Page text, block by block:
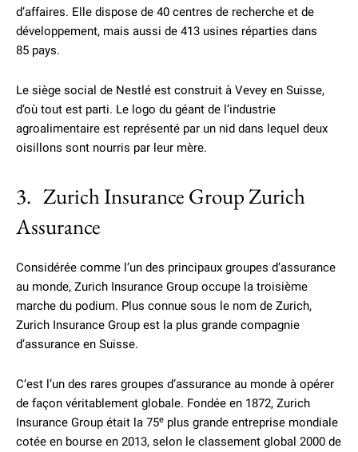
d’affaires. Elle dispose de 40 centres de recherche et de
développement, mais aussi de 413 usines réparties dans
85 pays.
Le siège social de Nestlé est construit à Vevey en Suisse,
d’où tout est parti. Le logo du géant de l’industrie
agroalimentaire est représenté par un nid dans lequel deux
oisillons sont nourris par leur mère.
3. Zurich Insurance Group Zurich
Assurance
Considérée comme l’un des principaux groupes d’assurance
au monde, Zurich Insurance Group occupe la troisième
marche du podium. Plus connue sous le nom de Zurich,
Zurich Insurance Group est la plus grande compagnie
d’assurance en Suisse.
C’est l’un des rares groupes d’assurance au monde à opérer
de façon véritablement globale. Fondée en 1872, Zurich
Insurance Group était la 75e plus grande entreprise mondiale
cotée en bourse en 2013, selon le classement global 2000 de